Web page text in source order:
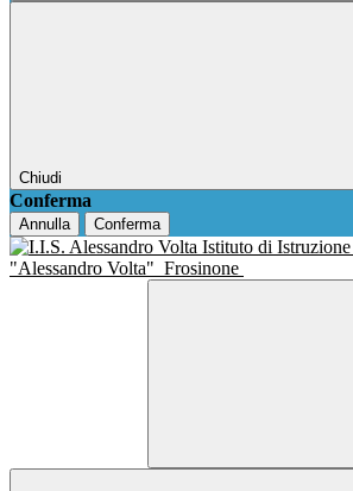
Chiudi
Conferma
Annulla Conferma
Istituto di
"Alessandro Volta" Frosinone